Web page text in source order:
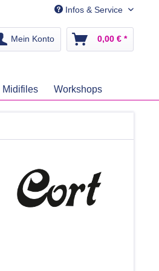
Infos & Service
Mein Konto 0,00 € *
Midifiles Workshops